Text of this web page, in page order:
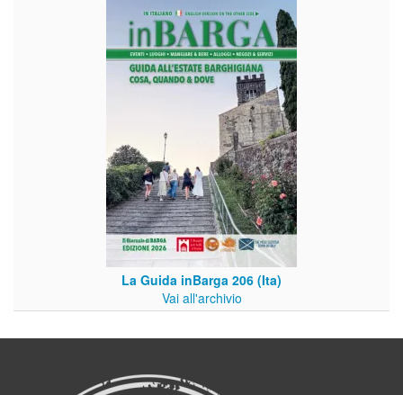
La Guida inBarga 206 (Ita)
Vai all'archivio